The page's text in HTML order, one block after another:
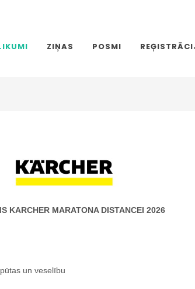
ZIŅAS POSMI
KARCHER MARATONA DISTANCEI 2026
un veselību